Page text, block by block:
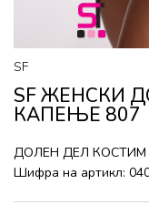
SF
SF ЖЕНСКИ
КАПЕЊЕ 807
ДОЛЕН ДЕЛ
Шифра на артикл: